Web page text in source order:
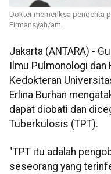
Dokter memeriksa penderita
Firmansyah/am.
Jakarta (ANTARA) -
Ilmu Pulmonologi
Kedokteran
Erlina Burhan
dapat diobati dan
Tuberkulosis (TPT).
"TPT itu adalah
seseorang yang